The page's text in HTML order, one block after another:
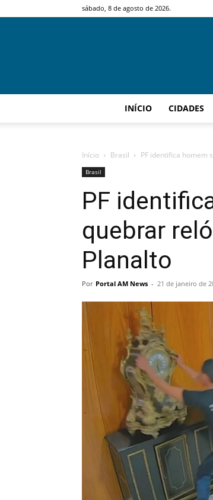
sábado, 8 de agosto de 2026.
INÍCIO CIDADES
Início Brasil PF identifica homem
Brasil
PF
quebrar
Planalto
Por Portal AM News - 21 de janeiro de